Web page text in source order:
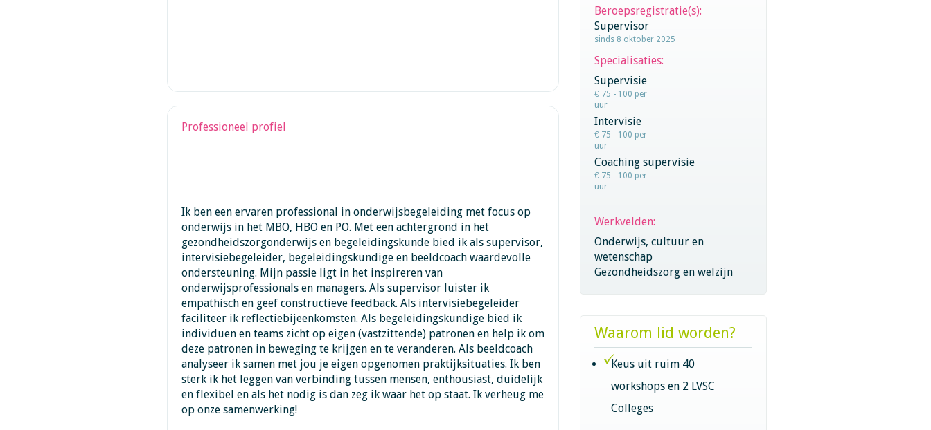
Professioneel profiel
Ik ben een ervaren professional in onderwijsbegeleiding met focus op
onderwijs in het MBO, HBO en PO. Met een achtergrond in het
gezondheidszorgonderwijs en begeleidingskunde bied ik als supervisor,
intervisiebegeleider, begeleidingskundige en beeldcoach waardevolle
ondersteuning. Mijn passie ligt in het inspireren van
onderwijsprofessionals en managers. Als supervisor luister ik
empathisch en geef constructieve feedback. Als intervisiebegeleider
faciliteer ik reflectiebijeenkomsten. Als begeleidingskundige bied ik
individuen en teams zicht op eigen (vastzittende) patronen en help ik om
deze patronen in beweging te krijgen en te veranderen. Als beeldcoach
analyseer ik samen met jou je eigen opgenomen praktijksituaties. Ik ben
sterk ik het leggen van verbinding tussen mensen, enthousiast, duidelijk
en flexibel en als het nodig is dan zeg ik waar het op staat. Ik verheug me
op onze samenwerking!
Beroepsregistratie(s):
Supervisor
sinds 8 oktober 2025
Specialisaties:
Supervisie
€ 75 - 100 per
uur
Intervisie
€ 75 - 100 per
uur
Coaching supervisie
€ 75 - 100 per
uur
Werkvelden:
Onderwijs, cultuur en
wetenschap
Gezondheidszorg en welzijn
Waarom lid worden?
Keus uit ruim 40
workshops en 2 LVSC
Colleges